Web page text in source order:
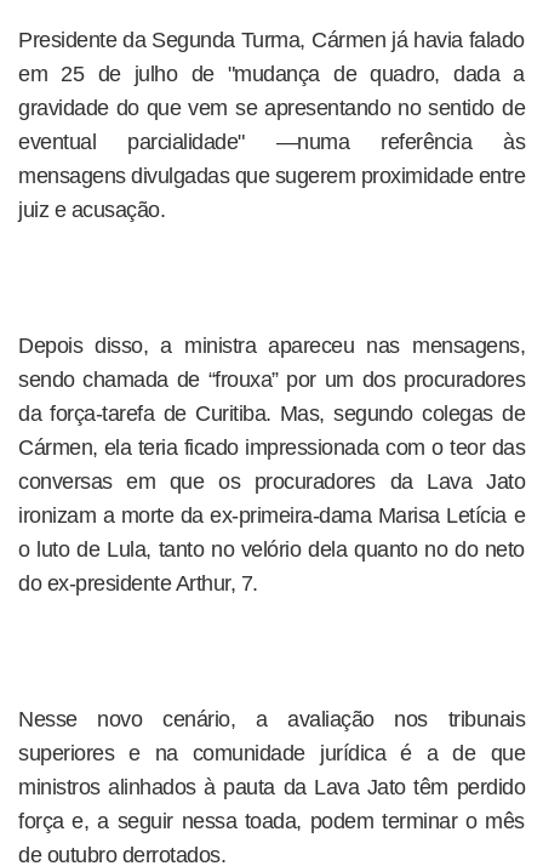
Presidente da Segunda Turma, Cármen já havia falado
em 25 de julho de "mudança de quadro, dada a
gravidade do que vem se apresentando no sentido de
eventual parcialidade" —numa referência às
mensagens divulgadas que sugerem proximidade entre
juiz e acusação.
Depois disso, a ministra apareceu nas mensagens,
sendo chamada de “frouxa” por um dos procuradores
da força-tarefa de Curitiba. Mas, segundo colegas de
Cármen, ela teria ficado impressionada com o teor das
conversas em que os procuradores da Lava Jato
ironizam a morte da ex-primeira-dama Marisa Letícia e
o luto de Lula, tanto no velório dela quanto no do neto
do ex-presidente Arthur, 7.
Nesse novo cenário, a avaliação nos tribunais
superiores e na comunidade jurídica é a de que
ministros alinhados à pauta da Lava Jato têm perdido
força e, a seguir nessa toada, podem terminar o mês
de outubro derrotados.